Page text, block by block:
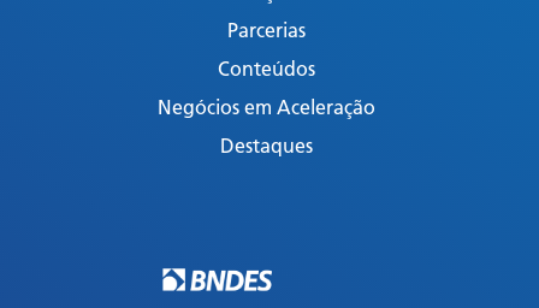
Parcerias
Conteúdos
Negócios em Aceleração
Destaques